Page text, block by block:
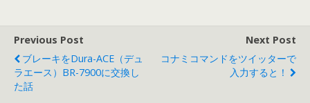
Previous Post
ブレーキをDura-ACE（デュ
ラエース）BR-7900に交換し
た話
Next Post
コナミコマンドをツイッターで
入力すると！